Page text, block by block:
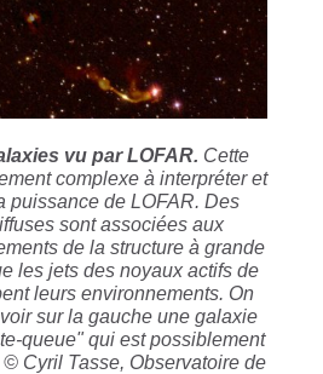
vu par LOFAR. Cette
complexe à interpréter et
puissance de LOFAR. Des
sont associées aux
de la structure à grande
les jets des noyaux actifs de
leurs environnements. On
sur la gauche une galaxie
queue" qui est possiblement
© Cyril Tasse, Observatoire de